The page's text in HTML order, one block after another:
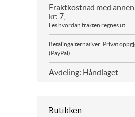
Fraktkostnad med
kr: 7,-
Les hvordan frakten regnes ut
Betalingalternativer: Privat
(PayPal)
Avdeling: Håndlaget
Butikken